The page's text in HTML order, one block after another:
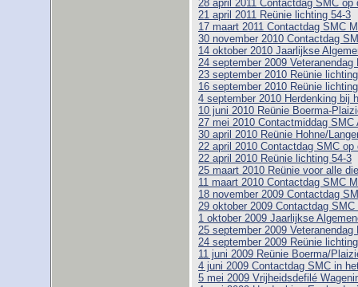
28 april 2011 Contactdag SMC
21 april 2011 Reünie lichting 54-3
17 maart 2011 Contactdag SMC
30 november 2010 Contactdag
14 oktober 2010 Jaarlijkse
24 september 2009
23 september 2010 Reünie
16 september 2010 Reünie
4 september 2010 Herdenking bij
10 juni 2010 Reünie Boerma-
27 mei 2010 Contactmiddag
30 april 2010 Reünie Hohne/
22 april 2010 Contactdag SMC
22 april 2010 Reünie lichting 54-3
25 maart 2010 Reünie voor alle
11 maart 2010 Contactdag SMC
18 november 2009 Contactdag
29 oktober 2009 Contactdag
1 oktober 2009 Jaarlijkse
25 september 2009
24 september 2009 Reünie
11 juni 2009 Reünie Boerma/
4 juni 2009 Contactdag SMC in
5 mei 2009 Vrijheidsdefilé